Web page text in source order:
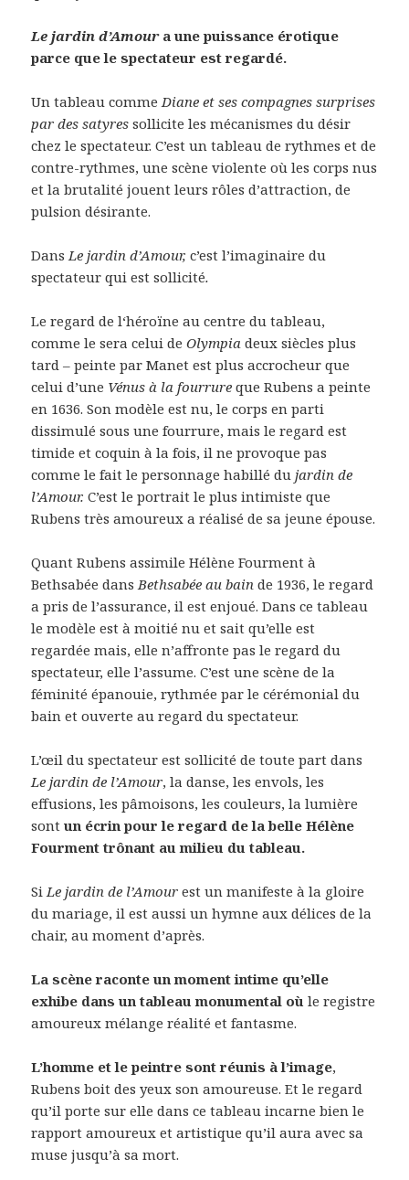
Le jardin d’Amour a une puissance érotique
parce que le spectateur est regardé.
Un tableau comme Diane et ses compagnes surprises
par des satyres sollicite les mécanismes du désir
chez le spectateur. C’est un tableau de rythmes et de
contre-rythmes, une scène violente où les corps nus
et la brutalité jouent leurs rôles d’attraction, de
pulsion désirante.
Dans Le jardin d’Amour,c’est l’imaginaire du
spectateur qui est sollicité.
Le regard de l‘héroïne au centre du tableau,
comme le sera celui deOlympiadeux siècles plus
tard – peinte par Manet est plus accrocheur que
celui d’une Vénus à la fourrureque Rubens a peinte
en 1636. Son modèle est nu, le corps en parti
dissimulé sous une fourrure, mais le regard est
timide et coquin à la fois, il ne provoque pas
comme le fait le personnage habillé du jardin de
l’Amour. C’est le portrait le plus intimiste que
Rubens très amoureux a réalisé de sa jeune épouse.
Quant Rubens assimile Hélène Fourment à
Bethsabée dans Bethsabée au bainde 1936, le regard
a pris de l’assurance, il est enjoué. Dans ce tableau
le modèle est à moitié nu et sait qu’elle est
regardée mais, elle n’affronte pas le regard du
spectateur, elle l’assume. C’est une scène de la
féminité épanouie, rythmée par le cérémonial du
bain et ouverte au regard du spectateur.
L’œil du spectateur est sollicité de toute part dans
Le jardin de l’Amour, la danse, les envols, les
effusions, les pâmoisons, les couleurs, la lumière
sontun écrin pour le regard de la belle Hélène
Fourment trônant au milieu du tableau.
Si Le jardin de l’Amour est un manifeste à la gloire
du mariage, il est aussi un hymne aux délices de la
chair, au moment d’après.
La scène raconte un moment intime qu’elle
exhibe dans un tableau monumental oùle registre
amoureux mélange réalité et fantasme.
L’homme et le peintre sont réunis à l’image,
Rubens boit des yeux son amoureuse. Et le regard
qu’il porte sur elle dans ce tableau incarne bien le
rapport amoureux et artistique qu’il aura avec sa
muse jusqu’à sa mort.